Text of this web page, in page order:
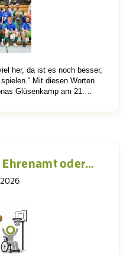
her, da ist es noch besser,
Mit diesen Worten
Glüsenkamp am 21.…
oder…